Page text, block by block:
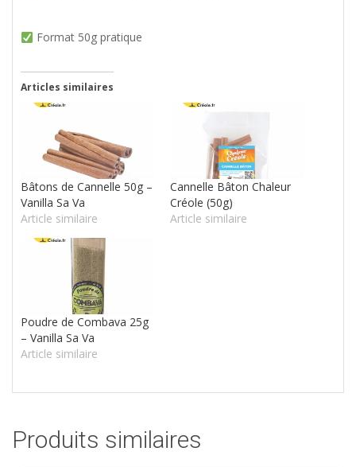
Format 50g pratique
Articles similaires
Bâtons de Cannelle 50g –
Vanilla Sa Va
Article similaire
Cannelle Bâton Chaleur
Créole (50g)
Article similaire
Poudre de Combava 25g
– Vanilla Sa Va
Article similaire
Produits similaires